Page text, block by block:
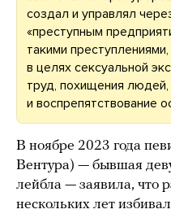
создал и управлял
«преступным
такими
в целях сексуальной
труд, похищения
и воспрепятствование
В ноябре 2023 года
Вентура) — бывшая
лейбла — заявила, что
нескольких лет